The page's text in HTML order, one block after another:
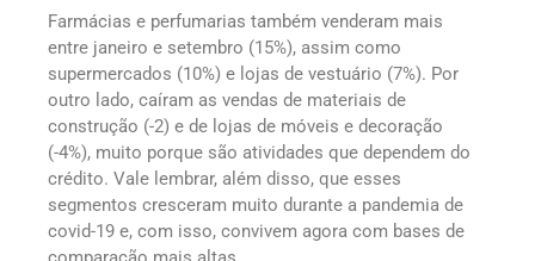
Farmácias e perfumarias também venderam mais
entre janeiro e setembro (15%), assim como
supermercados (10%) e lojas de vestuário (7%). Por
outro lado, caíram as vendas de materiais de
construção (-2) e de lojas de móveis e decoração
(-4%), muito porque são atividades que dependem do
crédito. Vale lembrar, além disso, que esses
segmentos cresceram muito durante a pandemia de
covid-19 e, com isso, convivem agora com bases de